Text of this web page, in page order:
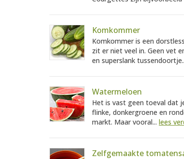
Komkommer
Komkommer is een
zit er niet veel in. Geen vet
en superslank
Watermeloen
Het is vast geen toeval dat
flinke, donkergroene en
markt. Maar vooral... lees
Zelfgemaakte